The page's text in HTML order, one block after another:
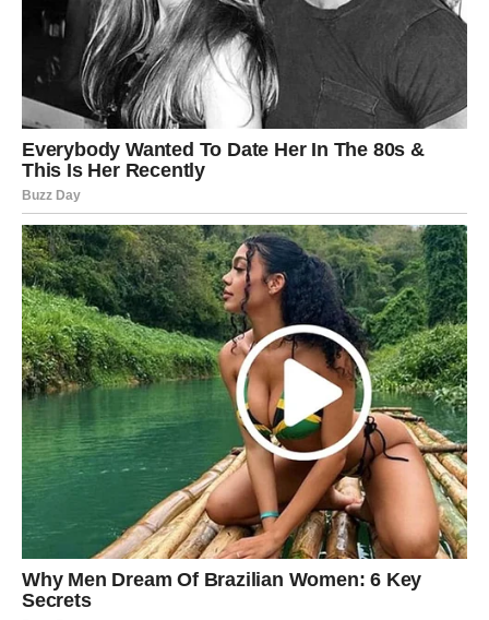
RAZLOG ZA VELIKU SREĆU JE
NAPOKON TU
Sve kroz šta ste prošle nije bilo uzalud.
Svaka prepreka, svako razočaranje i svaki težak trenutak
pripremali su vas za ono što sada dolazi.
A ono što dolazi moglo bi vam vratiti vjeru u sreću, ljubav
i život.
Zvijezde vam donose novu energiju, mnogo više mira i
osjećaj da se konačno nešto veliko mijenja u vašu korist.
Zato ne ignorišite znakove koje vam sudbina šalje.
Jer ono što ste predugo čekale sada polako ulazi u vaš
život i moglo bi vam donijeti sreću veću nego što
trenutno možete zamisliti.